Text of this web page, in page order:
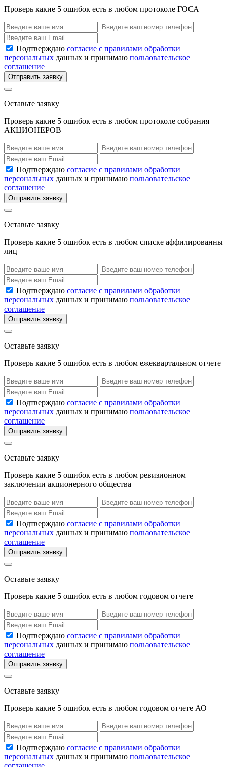
Проверь какие 5 ошибок есть в любом протоколе ГОСА
Подтверждаю согласие с правилами обработки
персональных данных и принимаю пользовательское
соглашение
Отправить заявку
Оставьте заявку
Проверь какие 5 ошибок есть в любом протоколе собрания
АКЦИОНЕРОВ
Подтверждаю согласие с правилами обработки
персональных данных и принимаю пользовательское
соглашение
Отправить заявку
Оставьте заявку
Проверь какие 5 ошибок есть в любом списке аффилированны
лиц
Подтверждаю согласие с правилами обработки
персональных данных и принимаю пользовательское
соглашение
Отправить заявку
Оставьте заявку
Проверь какие 5 ошибок есть в любом ежеквартальном отчете
Подтверждаю согласие с правилами обработки
персональных данных и принимаю пользовательское
соглашение
Отправить заявку
Оставьте заявку
Проверь какие 5 ошибок есть в любом ревизионном
заключении акционерного общества
Подтверждаю согласие с правилами обработки
персональных данных и принимаю пользовательское
соглашение
Отправить заявку
Оставьте заявку
Проверь какие 5 ошибок есть в любом годовом отчете
Подтверждаю согласие с правилами обработки
персональных данных и принимаю пользовательское
соглашение
Отправить заявку
Оставьте заявку
Проверь какие 5 ошибок есть в любом годовом отчете АО
Подтверждаю согласие с правилами обработки
персональных данных и принимаю пользовательское